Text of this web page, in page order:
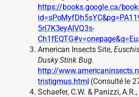
https://books.google.ca/
5rl7K3eyAIVQ3s-
American Insects Site,
Dusky Stink Bug.
http://
tristigmus.html (Consulté le
Schaefer, C.W. & Panizzi,